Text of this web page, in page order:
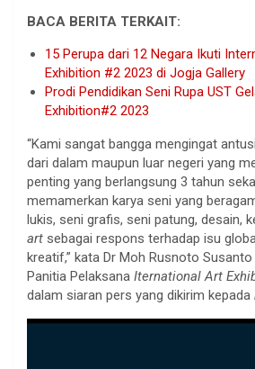
BACA BERITA TERKAIT:
15 Perupa dari 12 Negara Ikuti
Exhibition #2 2023 di Jogja Gallery
Prodi Pendidikan Seni Rupa UST
Exhibition#2 2023
“Kami sangat bangga mengingat
dari dalam maupun luar negeri yang
penting yang berlangsung 3 tahun
memamerkan karya seni yang
lukis, seni grafis, seni patung, desain,
art sebagai respons terhadap isu
kreatif,” kata Dr Moh Rusnoto Susanto
Panitia Pelaksana Iternational Art
dalam siaran pers yang dikirim kepada